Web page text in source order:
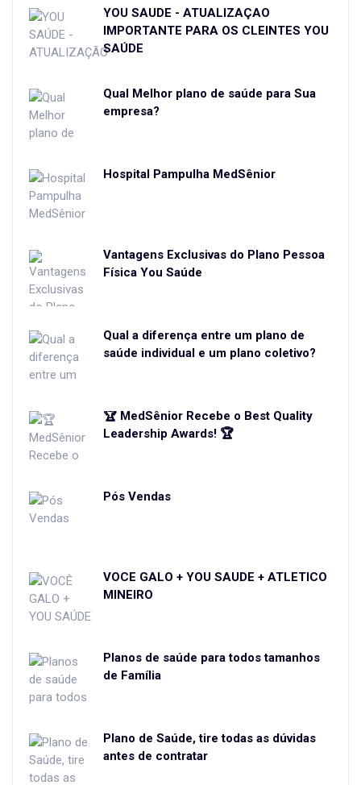
YOU SAÚDE - ATUALIZAÇÃO
IMPORTANTE PARA OS CLEINTES YOU
SAÚDE
Qual Melhor plano de saúde para Sua
empresa?
Hospital Pampulha MedSênior
Vantagens Exclusivas do Plano Pessoa
Física You Saúde
Qual a diferença entre um plano de
saúde individual e um plano coletivo?
🏆 MedSênior Recebe o Best Quality
Leadership Awards! 🏆
Pós Vendas
VOCÊ GALO + YOU SAÚDE + ATLETICO
MINEIRO
Planos de saúde para todos tamanhos
de Família
Plano de Saúde, tire todas as dúvidas
antes de contratar